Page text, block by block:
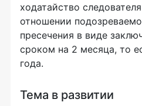
ходатайство
отношении
пресечения в виде
сроком на 2 месяца, то
года.
Тема в развитии